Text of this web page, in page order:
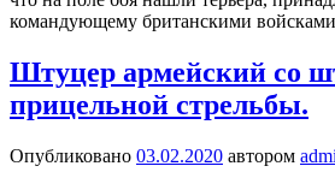
командующему британскими
Штуцер армейский со
прицельной стрельбы.
Опубликовано 03.02.2020 автором